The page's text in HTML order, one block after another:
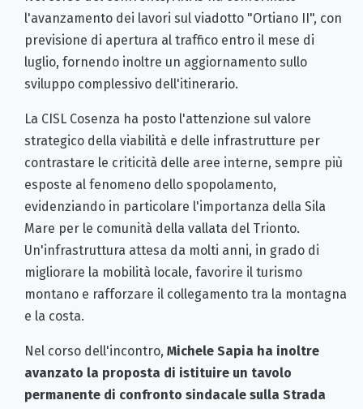
l'avanzamento dei lavori sul viadotto "Ortiano II", con
previsione di apertura al traffico entro il mese di
luglio, fornendo inoltre un aggiornamento sullo
sviluppo complessivo dell'itinerario.
La CISL Cosenza ha posto l'attenzione sul valore
strategico della viabilità e delle infrastrutture per
contrastare le criticità delle aree interne, sempre più
esposte al fenomeno dello spopolamento,
evidenziando in particolare l'importanza della Sila
Mare per le comunità della vallata del Trionto.
Un'infrastruttura attesa da molti anni, in grado di
migliorare la mobilità locale, favorire il turismo
montano e rafforzare il collegamento tra la montagna
e la costa.
Nel corso dell'incontro, Michele Sapia ha inoltre
avanzato la proposta di istituire un tavolo
permanente di confronto sindacale sulla Strada